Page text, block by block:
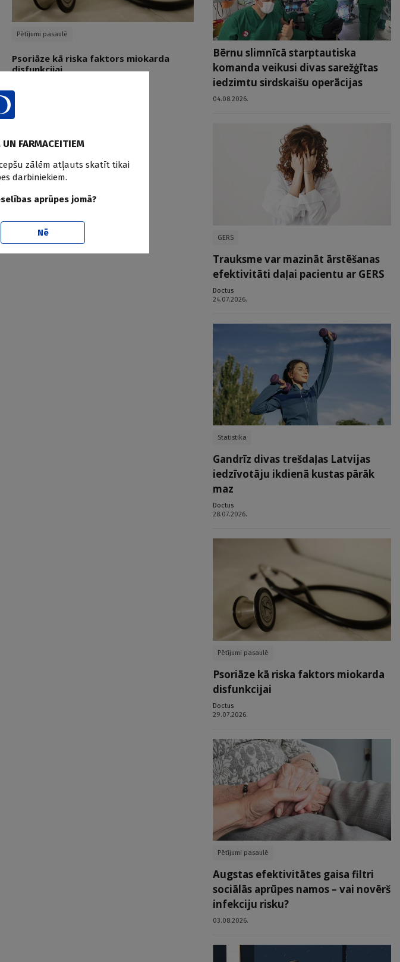
Pētījumi pasaulē
Psoriāze kā riska faktors miokarda
disfunkcijai
Bērnu slimnīcā starptautiska
komanda veikusi divas sarežģītas
iedzimtu sirdskaišu operācijas
04.08.2026.
GERS
Trauksme var mazināt ārstēšanas
efektivitāti daļai pacientu ar GERS
Doctus
24.07.2026.
Statistika
Gandrīz divas trešdaļas Latvijas
iedzīvotāju ikdienā kustas pārāk
maz
Doctus
28.07.2026.
Pētījumi pasaulē
Psoriāze kā riska faktors miokarda
disfunkcijai
Doctus
29.07.2026.
Pētījumi pasaulē
Augstas efektivitātes gaisa filtri
sociālās aprūpes namos – vai novērš
infekciju risku?
03.08.2026.
FARMACEITIEM
zālēm atļauts skatīt tikai
darbiniekiem.
aprūpes jomā?
Nē